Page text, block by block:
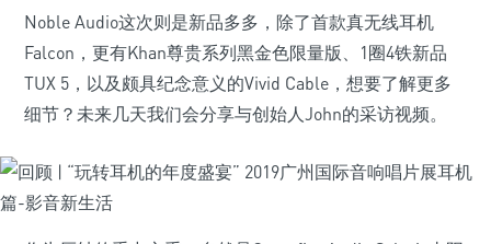
Noble Audio这次则是新品多多，除了首款真无线耳机
Falcon，更有Khan尊贵系列黑金色限量版、1圈4铁新品
TUX 5，以及颇具纪念意义的Vivid Cable，想要了解更多
细节？未来几天我们会分享与创始人John的采访视频。